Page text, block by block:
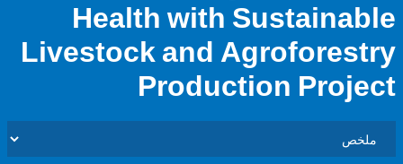
Health with
Livestock and
Production